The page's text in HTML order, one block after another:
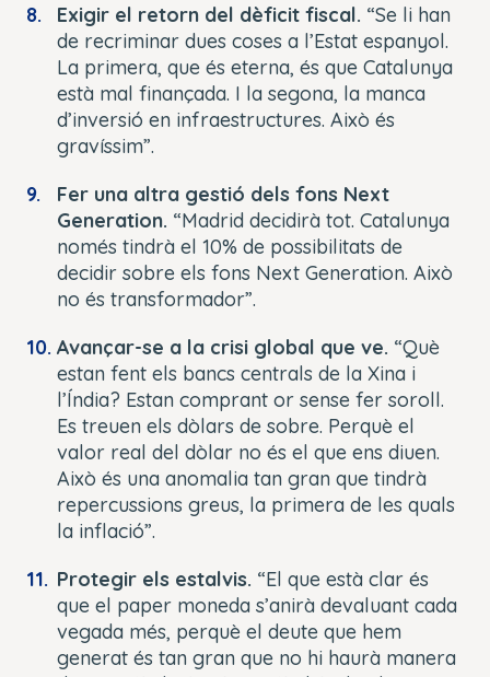
Exigir el retorn del dèficit fiscal. “Se li han
de recriminar dues coses a l’Estat espanyol.
La primera, que és eterna, és que Catalunya
està mal finançada. I la segona, la manca
d’inversió en infraestructures. Això és
gravíssim”.
Fer una altra gestió dels fons Next
Generation. “Madrid decidirà tot. Catalunya
només tindrà el 10% de possibilitats de
decidir sobre els fons Next Generation. Això
no és transformador”.
Avançar-se a la crisi global que ve. “Què
estan fent els bancs centrals de la Xina i
l’Índia? Estan comprant or sense fer soroll.
Es treuen els dòlars de sobre. Perquè el
valor real del dòlar no és el que ens diuen.
Això és una anomalia tan gran que tindrà
repercussions greus, la primera de les quals
la inflació”.
Protegir els estalvis. “El que està clar és
que el paper moneda s’anirà devaluant cada
vegada més, perquè el deute que hem
generat és tan gran que no hi haurà manera